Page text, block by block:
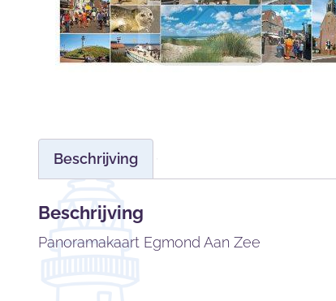
Beschrijving
Beschrijving
Panoramakaart Egmond Aan Zee